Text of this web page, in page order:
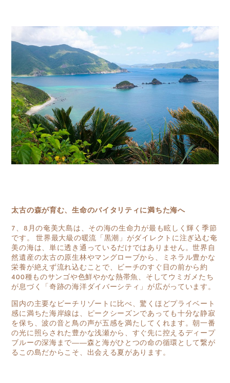
太古の森が育む、生命のバイタリティに満ちた海へ
7、8月の奄美大島は、その海の生命力が最も眩しく輝く季節
です。 世界最大級の暖流「黒潮」がダイレクトに注ぎ込む奄
美の海は、単に透き通っているだけではありません。世界自
然遺産の太古の原生林やマングローブから、ミネラル豊かな
栄養が絶えず流れ込むことで、ビーチのすぐ目の前から約
400種ものサンゴや色鮮やかな熱帯魚、そしてウミガメたち
が息づく「奇跡の海洋ダイバーシティ」が広がっています。
国内の主要なビーチリゾートに比べ、驚くほどプライベート
感に満ちた海岸線は、ピークシーズンであっても十分な静寂
を保ち、波の音と鳥の声が五感を満たしてくれます。朝一番
の光に照らされた豊かな浅瀬から、すぐ先に控えるディープ
ブルーの深海まで――森と海がひとつの命の循環として繋が
るこの島だからこそ、出会える夏があります。